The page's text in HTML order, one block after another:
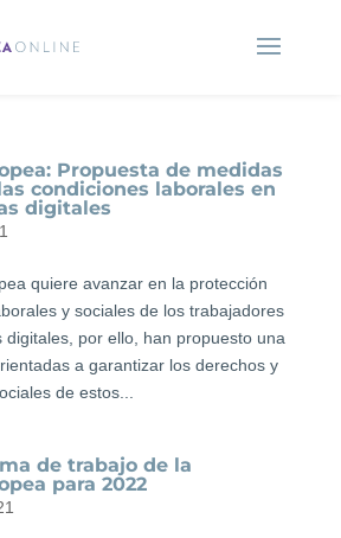
Propuesta de medidas
condiciones laborales en
digitales
quiere avanzar en la protección
y sociales de los trabajadores
digitales, por ello, han propuesto una
a garantizar los derechos y
de estos...
de trabajo de la
para 2022